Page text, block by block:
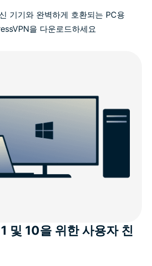
기기와 완벽하게 호환되는 PC용
을 다운로드하세요
및 10을 위한 사용자 친